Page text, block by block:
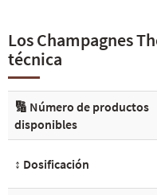
Los Champagnes
técnica
🔢 Número de productos
disponibles
↕️ Dosificación